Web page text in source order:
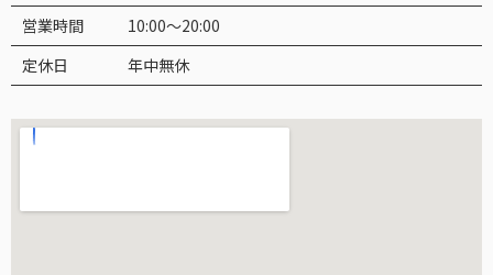
営業時間
10:00～20:00
定休日
年中無休